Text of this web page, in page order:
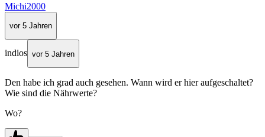
Michi2000
vor 5 Jahren
indios vor 5 Jahren
Den habe ich grad auch gesehen. Wann wird er hier aufgeschaltet?
Wie sind die Nährwerte?
Wo?